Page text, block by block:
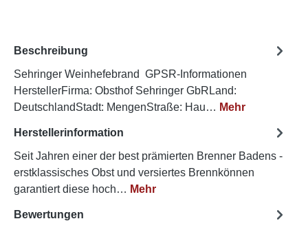
Beschreibung
Sehringer Weinhefebrand GPSR-Informationen
HerstellerFirma: Obsthof Sehringer GbRLand:
DeutschlandStadt: MengenStraße: Hau… Mehr
Herstellerinformation
Seit Jahren einer der best prämierten Brenner Badens -
erstklassisches Obst und versiertes Brennkönnen
garantiert diese hoch… Mehr
Bewertungen